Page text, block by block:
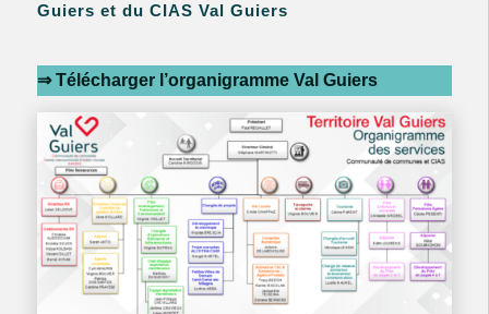
Guiers et du CIAS Val Guiers
⇒ Télécharger l’organigramme Val Guiers